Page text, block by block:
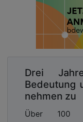
Drei
Bedeutung
nehmen zu
Über 100